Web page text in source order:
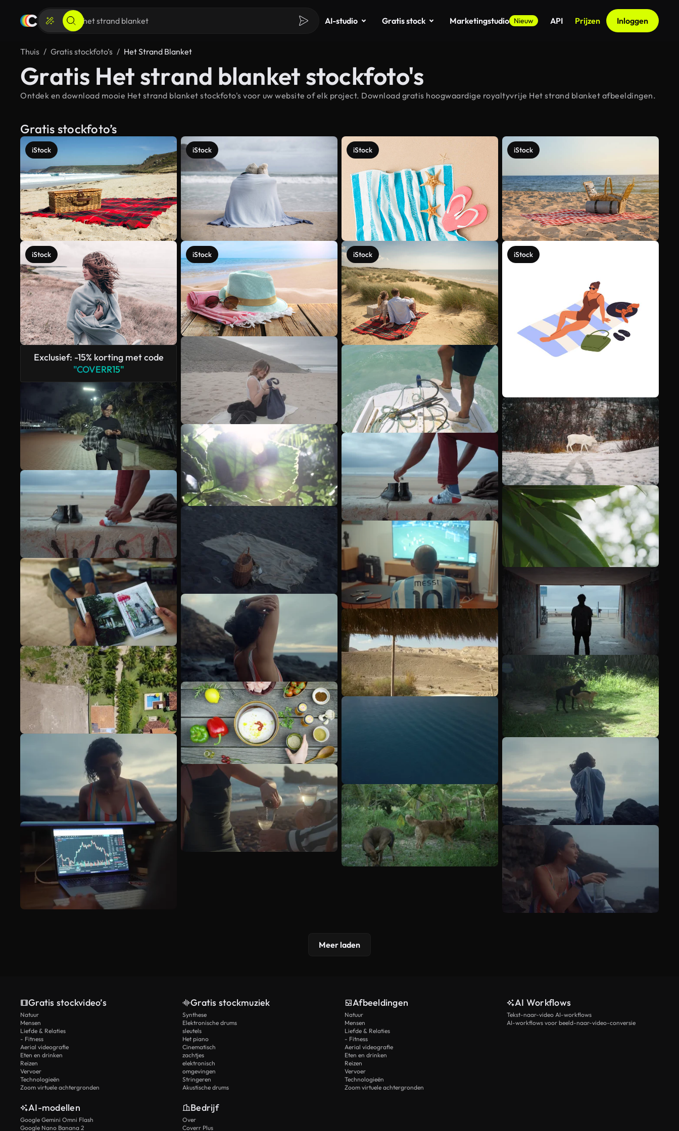
AI-studio Gratis stock Marketingstudio Nieuw API Prijzen Inloggen
Thuis Gratis stockfoto’s Het Strand Blanket
Gratis Het strand blanket stockfoto's
Ontdek en download mooie Het strand blanket stockfoto's voor uw website of elk project. Download gratis hoogwaardige royaltyvrije Het strand blanket afbeeldingen.
Gratis stockfoto’s
iStock
iStock
Exclusief: -15% korting met code
"COVERR15"
iStock
iStock
iStock
iStock
iStock
iStock
Meer bekijken
Meer laden
Gratis stockvideo’s
Natuur
Mensen
Liefde & Relaties
- Fitness
Aerial videografie
Eten en drinken
Reizen
Vervoer
Technologieën
Zoom virtuele achtergronden
Gratis stockmuziek
Synthese
Elektronische drums
sleutels
Het piano
Cinematisch
zachtjes
elektronisch
omgevingen
Stringeren
Akustische drums
Afbeeldingen
Natuur
Mensen
Liefde & Relaties
- Fitness
Aerial videografie
Eten en drinken
Reizen
Vervoer
Technologieën
Zoom virtuele achtergronden
AI Workflows
Tekst-naar-video AI-workflows
AI-workflows voor beeld-naar-video-conversie
AI-modellen
Google Gemini Omni Flash
Google Nano Banana 2
Bedrijf
Over
Coverr Plus